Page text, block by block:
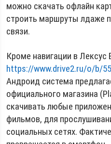
можно скачать офлайн
строить маршруты лдаже
связи.
Кроме навигации в Лексус
https://www.drive2.ru/o/b/
Андроид система
официального магазина
скачивать любые
фильмов, для
социальных сетях.